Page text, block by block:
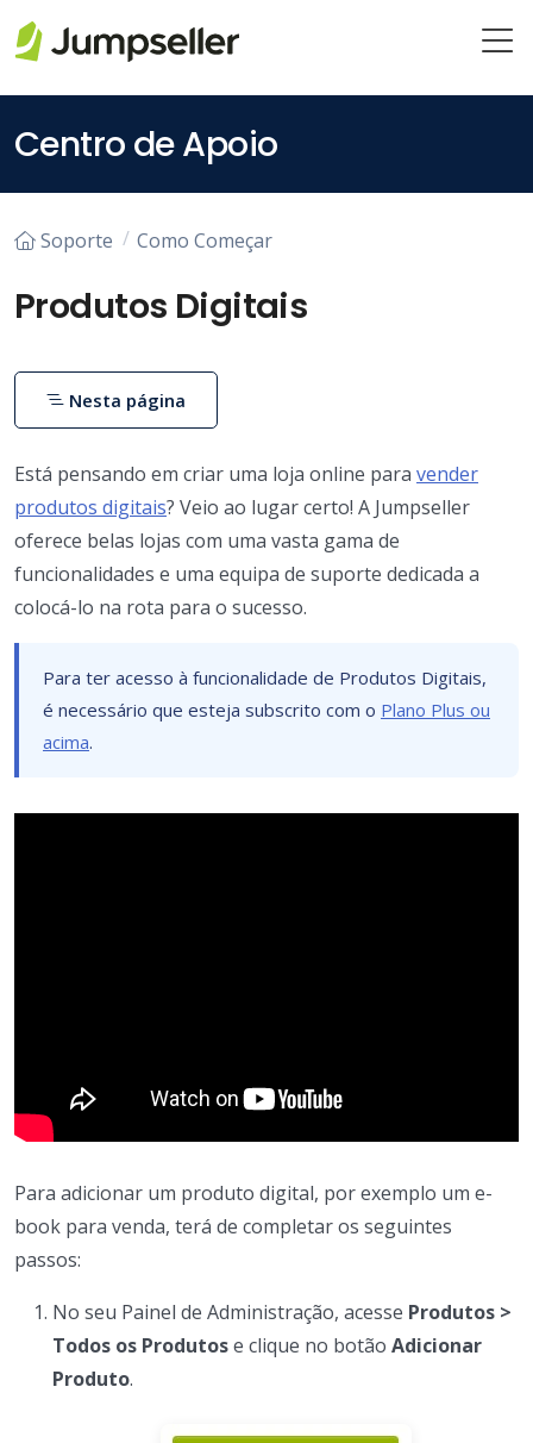
Centro de Apoio
Soporte Como Começar
Produtos Digitais
Está pensando em criar uma loja online para vender
produtos digitais? Veio ao lugar certo! A Jumpseller
oferece belas lojas com uma vasta gama de
funcionalidades e uma equipa de suporte dedicada a
colocá-lo na rota para o sucesso.
Para ter acesso à funcionalidade de Produtos Digitais,
é necessário que esteja subscrito com o Plano Plus ou
acima.
Para adicionar um produto digital, por exemplo um e-
book para venda, terá de completar os seguintes
passos:
No seu Painel de Administração, acesse Produtos >
Todos os Produtose clique no botão Adicionar
Produto.
Nesta página